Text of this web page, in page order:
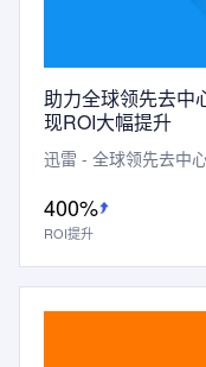
助力全球领先去中
现ROI大幅提升
迅雷 - 全球领先去中
400%
ROI提升